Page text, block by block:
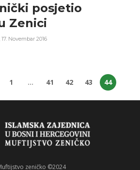
posjetio
Zenici
Novembar 2016
1 … 41 42 43 44
zeničko ©2024